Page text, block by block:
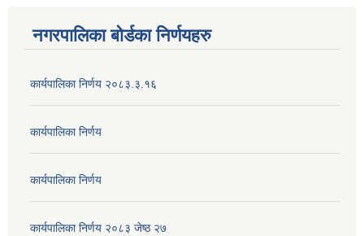
नगरपालिका बोर्डका निर्णयहरु
कार्यपालिका निर्णय २०८३.३.१६
कार्यपालिका निर्णय
कार्यपालिका निर्णय
कार्यपालिका निर्णय २०८३ जेष्ठ २७